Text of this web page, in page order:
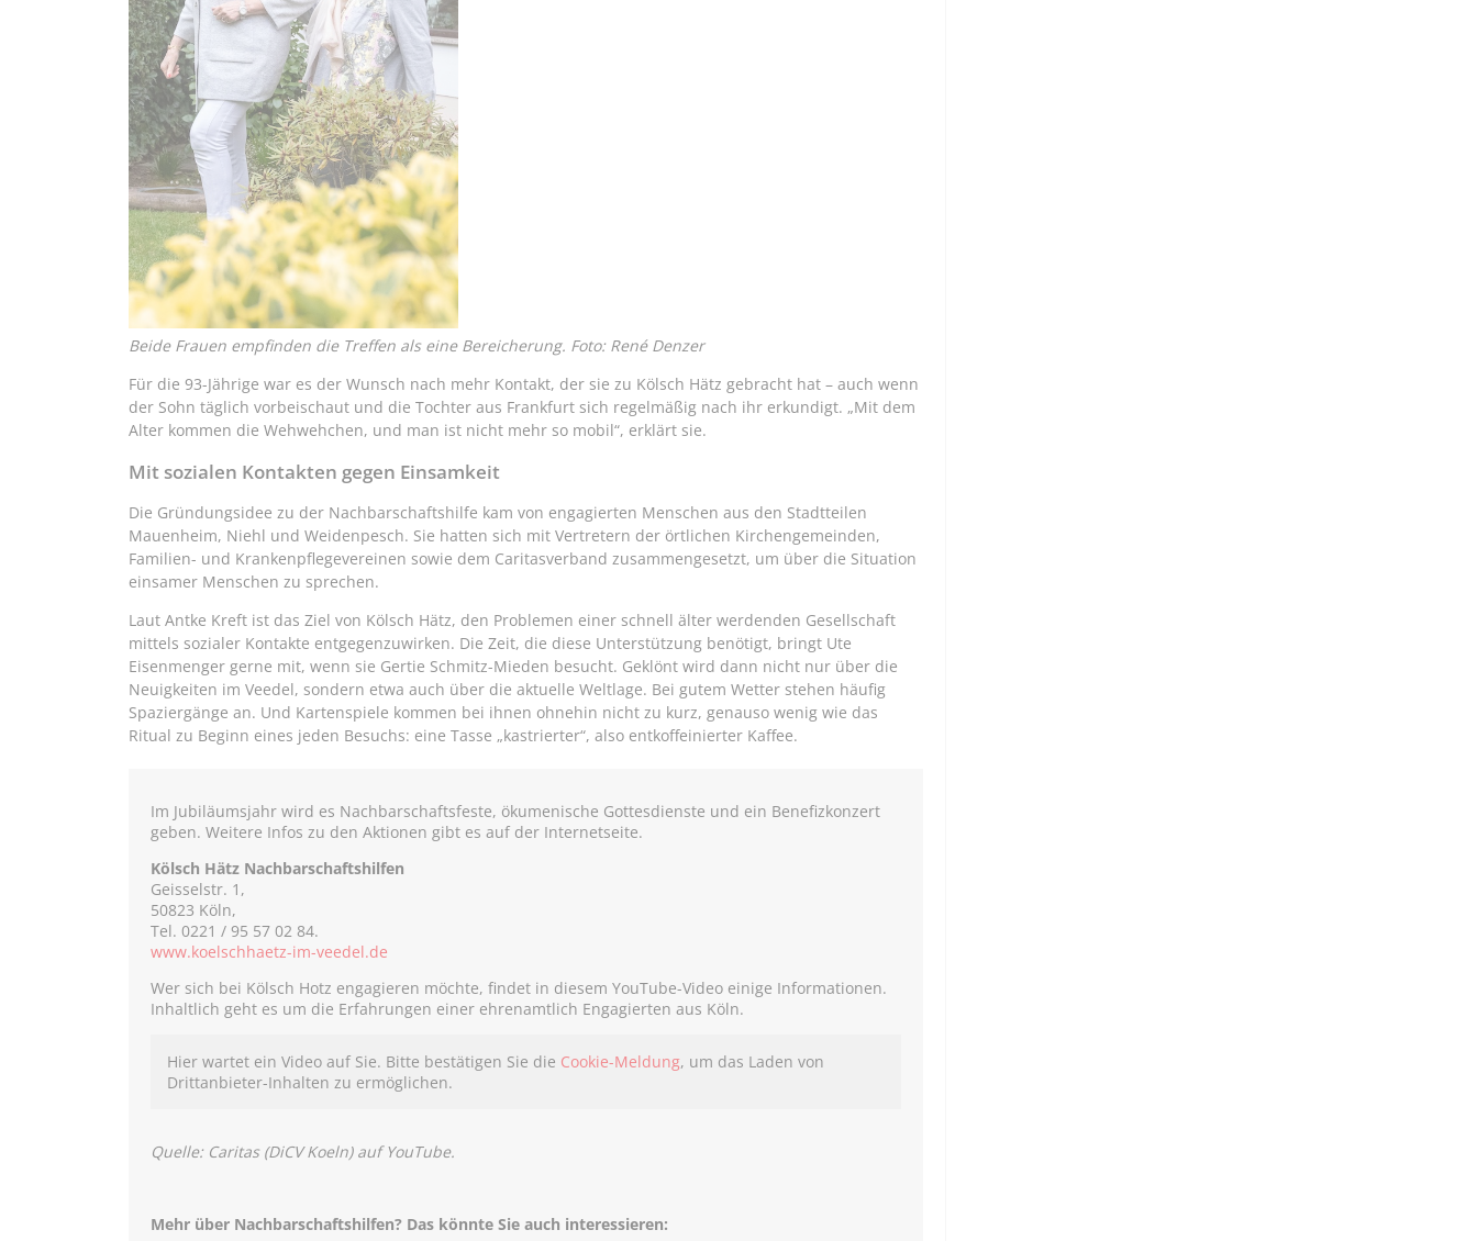
Beide Frauen empfinden die Treffen als eine Bereicherung. Foto: René Denzer
Für die 93-Jährige war es der Wunsch nach mehr Kontakt, der sie zu Kölsch Hätz gebracht hat – auch wenn
der Sohn täglich vorbeischaut und die Tochter aus Frankfurt sich regelmäßig nach ihr erkundigt. „Mit dem
Alter kommen die Wehwehchen, und man ist nicht mehr so mobil“, erklärt sie.
Mit sozialen Kontakten gegen Einsamkeit
Die Gründungsidee zu der Nachbarschaftshilfe kam von engagierten Menschen aus den Stadtteilen
Mauenheim, Niehl und Weidenpesch. Sie hatten sich mit Vertretern der örtlichen Kirchengemeinden,
Familien- und Krankenpflegevereinen sowie dem Caritasverband zusammengesetzt, um über die Situation
einsamer Menschen zu sprechen.
Laut Antke Kreft ist das Ziel von Kölsch Hätz, den Problemen einer schnell älter werdenden Gesellschaft
mittels sozialer Kontakte entgegenzuwirken. Die Zeit, die diese Unterstützung benötigt, bringt Ute
Eisenmenger gerne mit, wenn sie Gertie Schmitz-Mieden besucht. Geklönt wird dann nicht nur über die
Neuigkeiten im Veedel, sondern etwa auch über die aktuelle Weltlage. Bei gutem Wetter stehen häufig
Spaziergänge an. Und Kartenspiele kommen bei ihnen ohnehin nicht zu kurz, genauso wenig wie das
Ritual zu Beginn eines jeden Besuchs: eine Tasse „kastrierter“, also entkoffeinierter Kaffee.
Im Jubiläumsjahr wird es Nachbarschaftsfeste, ökumenische Gottesdienste und ein Benefizkonzert
geben. Weitere Infos zu den Aktionen gibt es auf der Internetseite.
Kölsch Hätz Nachbarschaftshilfen
Geisselstr. 1,
50823 Köln,
Tel. 0221 / 95 57 02 84.
www.koelschhaetz-im-veedel.de
Wer sich bei Kölsch Hotz engagieren möchte, findet in diesem YouTube-Video einige Informationen.
Inhaltlich geht es um die Erfahrungen einer ehrenamtlich Engagierten aus Köln.
Hier wartet ein Video auf Sie. Bitte bestätigen Sie die Cookie-Meldung, um das Laden von
Drittanbieter-Inhalten zu ermöglichen.
Quelle: Caritas (DiCV Koeln) auf YouTube.
Mehr über Nachbarschaftshilfen? Das könnte Sie auch interessieren: